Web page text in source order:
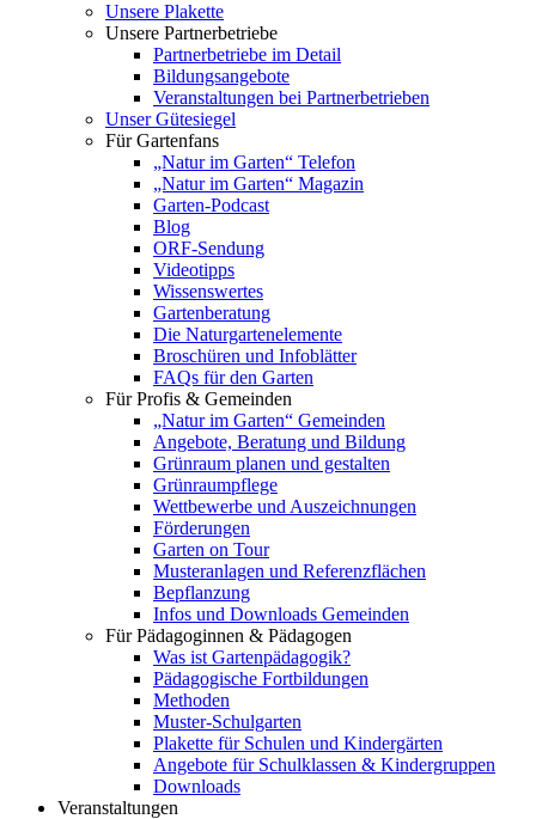
Unsere Plakette
Unsere Partnerbetriebe
Partnerbetriebe im Detail
Bildungsangebote
Veranstaltungen bei Partnerbetrieben
Unser Gütesiegel
Für Gartenfans
„Natur im Garten“ Telefon
„Natur im Garten“ Magazin
Garten-Podcast
Blog
ORF-Sendung
Videotipps
Wissenswertes
Gartenberatung
Die Naturgartenelemente
Broschüren und Infoblätter
FAQs für den Garten
Für Profis & Gemeinden
„Natur im Garten“ Gemeinden
Angebote, Beratung und Bildung
Grünraum planen und gestalten
Grünraumpflege
Wettbewerbe und Auszeichnungen
Förderungen
Garten on Tour
Musteranlagen und Referenzflächen
Bepflanzung
Infos und Downloads Gemeinden
Für Pädagoginnen & Pädagogen
Was ist Gartenpädagogik?
Pädagogische Fortbildungen
Methoden
Muster-Schulgarten
Plakette für Schulen und Kindergärten
Angebote für Schulklassen & Kindergruppen
Downloads
Veranstaltungen